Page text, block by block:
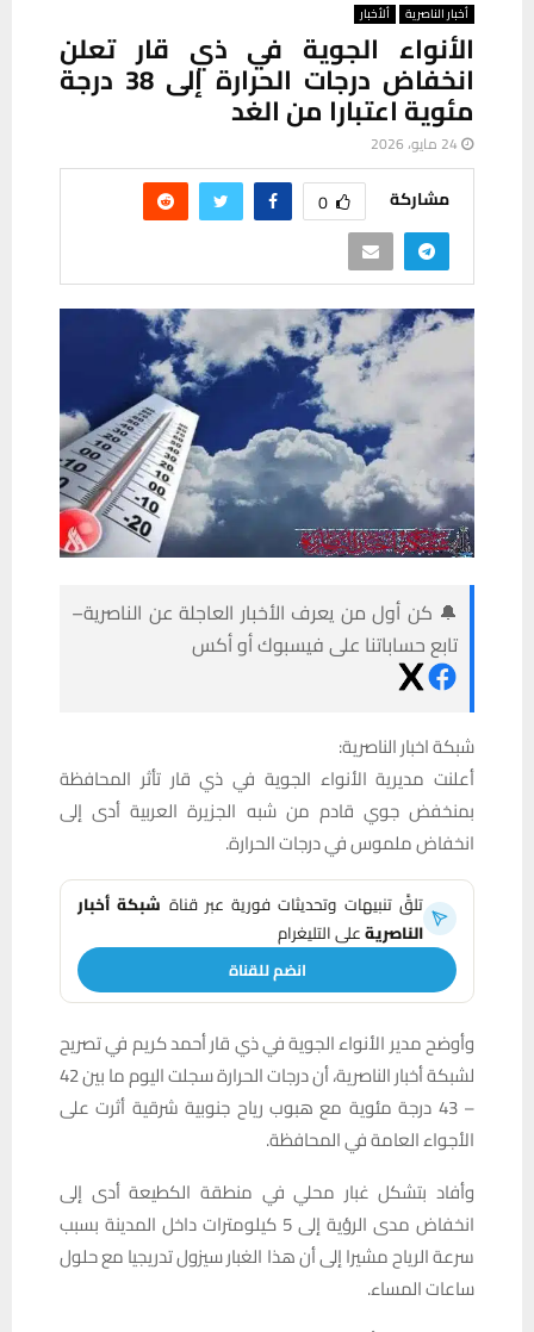
أخبار الناصرية ألأخبار
الأنواء الجوية في ذي قار تعلن
انخفاض درجات الحرارة إلى 38 درجة
مئوية اعتبارا من الغد
24 مايو، 2026
مشاركة 0
🔔 كن أول من يعرف الأخبار العاجلة عن الناصرية–
تابع حساباتنا على فيسبوك أو أكس
شبكة اخبار الناصرية:
أعلنت مديرية الأنواء الجوية في ذي قار تأثر المحافظة
بمنخفض جوي قادم من شبه الجزيرة العربية أدى إلى
انخفاض ملموس في درجات الحرارة.
تلقَّ تنبيهات وتحديثات فورية عبر قناة شبكة أخبار
الناصريةعلى التليغرام
انضم للقناة
وأوضح مدير الأنواء الجوية في ذي قار أحمد كريم في تصريح
لشبكة أخبار الناصرية، أن درجات الحرارة سجلت اليوم ما بين 42
– 43 درجة مئوية مع هبوب رياح جنوبية شرقية أثرت على
الأجواء العامة في المحافظة.
وأفاد بتشكل غبار محلي في منطقة الكطيعة أدى إلى
انخفاض مدى الرؤية إلى 5 كيلومترات داخل المدينة بسبب
سرعة الرياح مشيرا إلى أن هذا الغبار سيزول تدريجيا مع حلول
ساعات المساء.